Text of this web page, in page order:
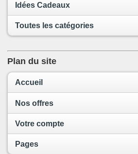
Idées Cadeaux
Toutes les catégories
Plan du site
Accueil
Nos offres
Votre compte
Pages